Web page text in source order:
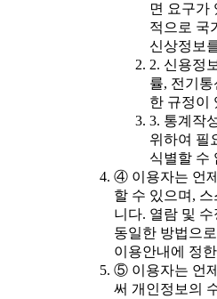
면 요구가
적으로 국
신상정보
2. 신용정
률, 전기
한 규정이
3. 통계작
위하여 필
식별할 수
④ 이용자는 언
할 수 있으며,
니다. 열람 및
동일한 방법으
이용안내에 정
⑤ 이용자는 언
써 개인정보의